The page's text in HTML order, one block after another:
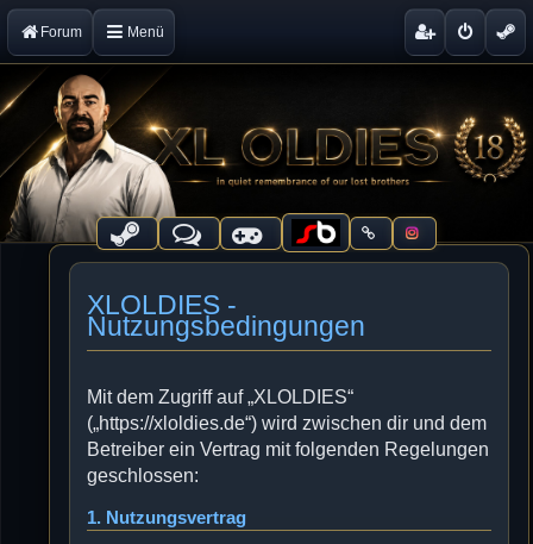
Forum Menü
XLOLDIES -
Nutzungsbedingungen
Mit dem Zugriff auf „XLOLDIES“
(„https://xloldies.de“) wird zwischen dir und dem
Betreiber ein Vertrag mit folgenden Regelungen
geschlossen:
1. Nutzungsvertrag